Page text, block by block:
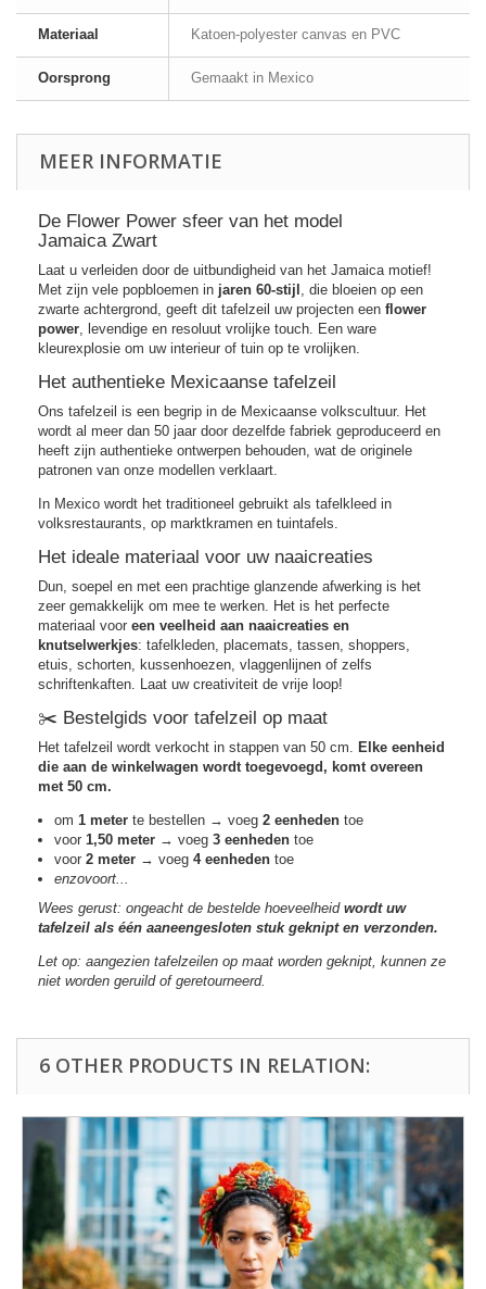
Materiaal Katoen-polyester canvas en PVC
Oorsprong Gemaakt in Mexico
MEER INFORMATIE
De Flower Power sfeer van het model
Jamaica Zwart
Laat u verleiden door de uitbundigheid van het Jamaica motief!
Met zijn vele popbloemen in jaren 60-stijl
, die bloeien op een
zwarte achtergrond, geeft dit tafelzeil uw projecten een flower
power
levendige en resoluut vrolijke touch. Een ware
kleurexplosie om uw interieur of tuin op te vrolijken.
Het authentieke Mexicaanse tafelzeil
Ons tafelzeil is een begrip in de Mexicaanse volkscultuur. Het
wordt al meer dan 50 jaar door dezelfde fabriek geproduceerd en
heeft zijn authentieke ontwerpen behouden, wat de originele
patronen van onze modellen verklaart.
In Mexico wordt het traditioneel gebruikt als tafelkleed in
volksrestaurants, op marktkramen en tuintafels.
Het ideale materiaal voor uw naaicreaties
Dun, soepel en met een prachtige glanzende afwerking is het
zeer gemakkelijk om mee te werken. Het is het perfecte
materiaal voor een veelheid aan naaicreaties en
knutselwerkjes: tafelkleden, placemats, tassen, shoppers,
etuis, schorten, kussenhoezen, vlaggenlijnen of zelfs
schriftenkaften. Laat uw creativiteit de vrije loop!
✂️ Bestelgids voor tafelzeil op maat
Het tafelzeil wordt verkocht in stappen van 50 cm.
Elke eenheid
die aan de winkelwagen wordt toegevoegd, komt overeen
met 50 cm.
om 1 meter te bestellen → voeg 2 eenheden toe
voor 1,50 meter → voeg 3 eenheden toe
voor 2 meter → voeg 4 eenheden toe
enzovoort...
Wees gerust: ongeacht de bestelde hoeveelheid wordt uw
tafelzeil als één aaneengesloten stuk geknipt en verzonden.
Let op: aangezien tafelzeilen op maat worden geknipt, kunnen ze
niet worden geruild of geretourneerd.
6 OTHER PRODUCTS IN RELATION: